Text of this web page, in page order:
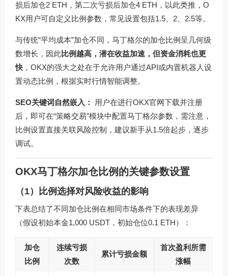
损后加仓2 ETH，第二次亏损后加仓4 ETH，以此类推，O
KX用户可自定义比例参数，常见设置包括1.5、2、2.5等。
与传统“平均成本”加仓不同，马丁格尔的加仓比例呈几何级
数增长，因此比例越高，潜在收益加速，但资金消耗也更
快 ，OKX的强大之处在于允许用户通过API或内置机器人设
置动态比例，根据实时行情智能调整。
SEO关键词自然嵌入：
用户在进行OKX官网下载并注册
后，即可在“策略交易”模块中配置马丁格尔参数，需注意，
比例设置直接关联风险控制，建议新手从1.5倍起步，逐步
调试。
OKX马丁格尔加仓比例的关键参数设置
（1）比例选择对风险收益的影响
下表总结了不同加仓比例在相同市场条件下的表现差异
（假设初始本金1,000 USDT，初始仓位0.1 ETH）：
加仓
比例
连续亏损
次数
累计亏损金额
首次盈利所需
涨幅